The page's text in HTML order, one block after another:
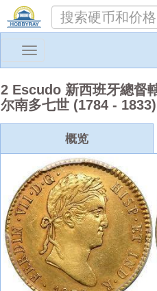
Toggle
2 Escudo 新西班牙總督
尔南多七世 (1784 - 1833)
概览